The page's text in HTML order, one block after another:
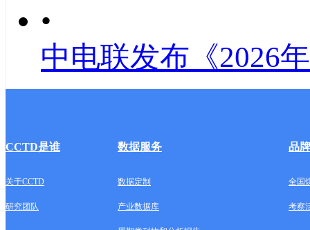
•
中电联发布《2026
CCTD是谁 数据服务 品
关于CCTD 数据定制 全国
研究团队 产业数据库 考察